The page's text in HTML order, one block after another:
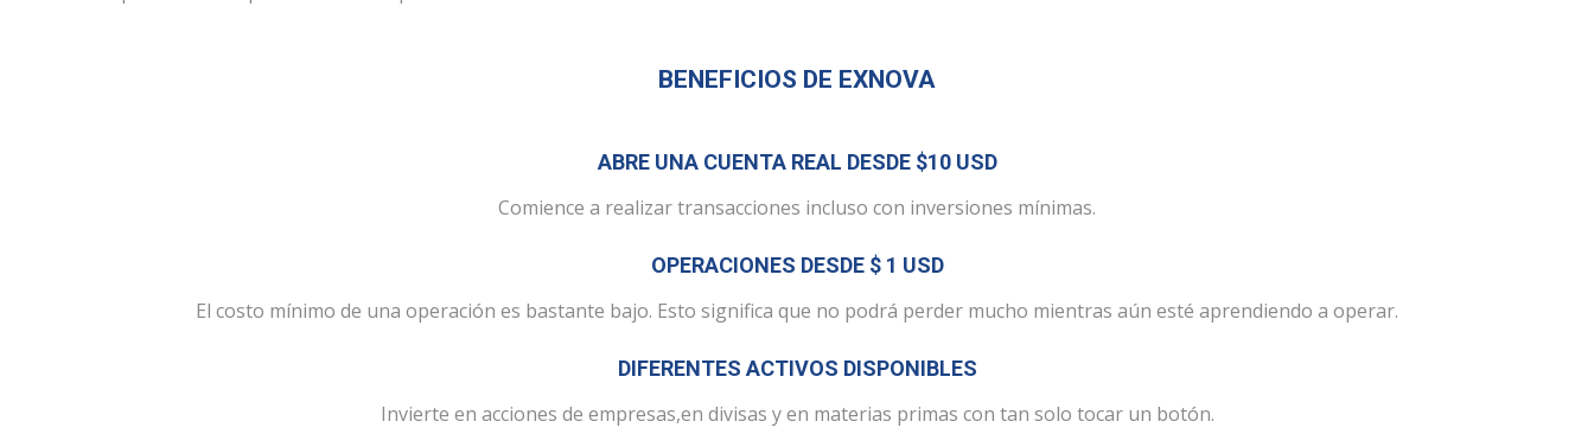
BENEFICIOS DE EXNOVA
ABRE UNA CUENTA REAL DESDE $10 USD
Comience a realizar transacciones incluso con inversiones mínimas.
OPERACIONES DESDE $ 1 USD
El costo mínimo de una operación es bastante bajo. Esto significa que no podrá perder mucho mientras aún esté aprendiendo a operar.
DIFERENTES ACTIVOS DISPONIBLES
Invierte en acciones de empresas,en divisas y en materias primas con tan solo tocar un botón.